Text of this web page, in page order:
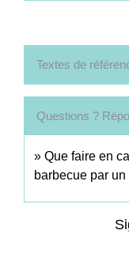
Textes de
Questions ?
Que faire en
barbecue par